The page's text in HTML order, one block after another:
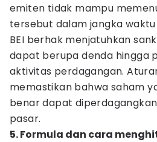
emiten tidak mampu
tersebut dalam jangka
BEI berhak menjatuhkan
dapat berupa denda hingga
aktivitas perdagangan.
memastikan bahwa saham
benar dapat
pasar.
5. Formula dan cara